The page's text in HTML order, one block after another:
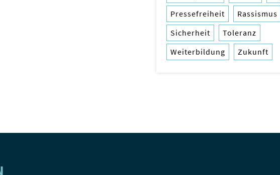
Pressefreiheit
Rassismus
Sicherheit
Toleranz
Weiterbildung
Zukunft